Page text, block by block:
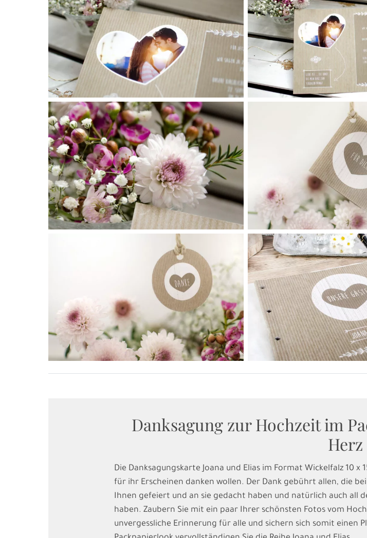
Danksagung zur Hochzeit im
Herz
Die Danksagungskarte Joana und Elias im Format Wickelfalz 10
für ihr Erscheinen danken wollen. Der Dank gebührt allen, die
Ihnen gefeiert und an sie gedacht haben und natürlich auch all
haben. Zaubern Sie mit ein paar Ihrer schönsten Fotos vom
unvergessliche Erinnerung für alle und sichern sich somit einen